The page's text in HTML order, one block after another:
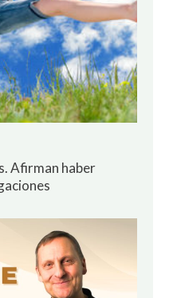
Afirman haber